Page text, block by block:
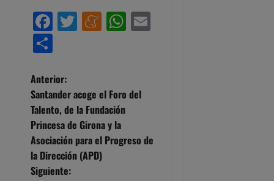
Facebook
Twitter
Meneame
WhatsApp
N
a
v
e
Anterior:
Santander acoge el Foro del
Talento, de la Fundación
Princesa de Girona y la
Asociación para el Progreso de
la Dirección (APD)
Siguiente: